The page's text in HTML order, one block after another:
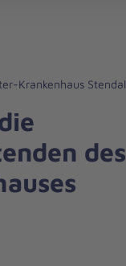
Krankenhaus Stendal
des